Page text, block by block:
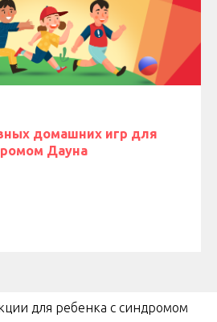
домашних игр для
Дауна
для ребенка с синдромом